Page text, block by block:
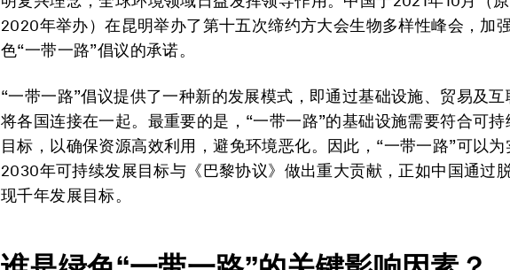
2020年举办）在昆明举办了第十五次缔约方大会生物多样性峰会，加
色“一带一路”倡议的承诺。
“一带一路”倡议提供了一种新的发展模式，即通过基础设施、贸易及互
将各国连接在一起。最重要的是，“一带一路”的基础设施需要符合可持
目标，以确保资源高效利用，避免环境恶化。因此，“一带一路”可以为
2030年可持续发展目标与《巴黎协议》做出重大贡献，正如中国通过
现千年发展目标。